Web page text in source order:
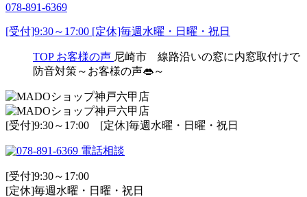
078-891-6369
[受付]9:30～17:00 [定休]毎週水曜・日曜・祝日
TOP お客様の声 尼崎市 線路沿いの窓に内窓取付けで
防音対策～お客様の声👄～
[受付]9:30～17:00 [定休]毎週水曜・日曜・祝日
電話相談
[受付]9:30～17:00
[定休]毎週水曜・日曜・祝日